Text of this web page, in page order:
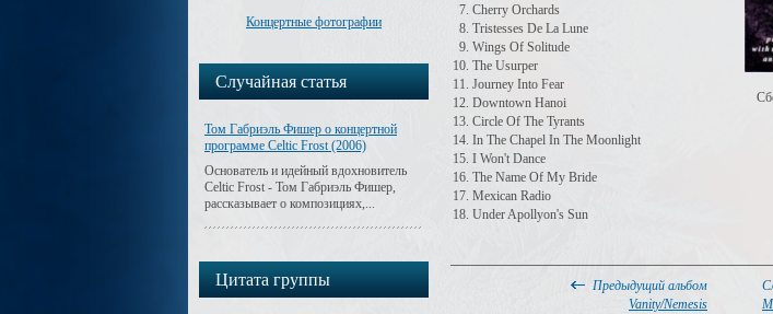
Концертные фотографии
Случайная статья
Том Габриэль Фишер о концертной
программе Celtic Frost (2006)
Основатель и идейный вдохновитель
Celtic Frost - Том Габриэль Фишер,
рассказывает о композициях,...
Цитата группы
Cherry Orchards
Tristesses De La Lune
Wings Of Solitude
The Usurper
Journey Into Fear
Downtown Hanoi
Circle Of The Tyrants
In The Chapel In The Moonlight
I Won't Dance
The Name Of My Bride
Mexican Radio
Under Apollyon's Sun
Предыдущий альбом
Vanity/Nemesis